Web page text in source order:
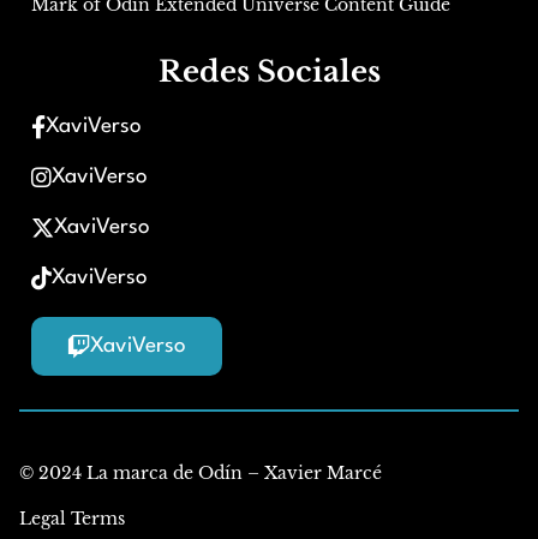
Mark of Odin Extended Universe Content Guide
Redes Sociales
XaviVerso
XaviVerso
XaviVerso
XaviVerso
XaviVerso
© 2024 La marca de Odín – Xavier Marcé
Legal Terms